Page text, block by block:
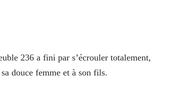
236 a fini par s’écrouler totalement,
douce femme et à son fils.